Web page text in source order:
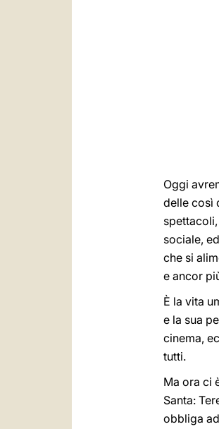
Oggi
delle così
sociale,
che si
e ancor
È la vita
e la sua
cinema,
tutti.
Ma ora ci
Santa:
obbliga